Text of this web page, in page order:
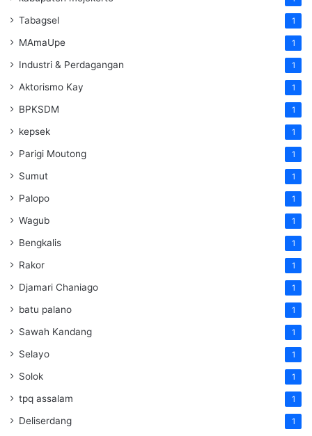
Tabagsel 1
MAmaUpe 1
Industri & Perdagangan 1
Aktorismo Kay 1
BPKSDM 1
kepsek 1
Parigi Moutong 1
Sumut 1
Palopo 1
Wagub 1
Bengkalis 1
Rakor 1
Djamari Chaniago 1
batu palano 1
Sawah Kandang 1
Selayo 1
Solok 1
tpq assalam 1
Deliserdang 1